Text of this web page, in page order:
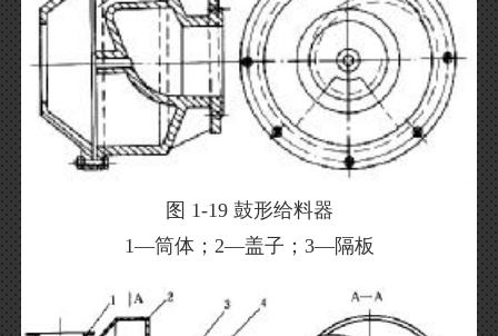
图 1-19 鼓形给料器
1—筒体；2—盖子；3—隔板